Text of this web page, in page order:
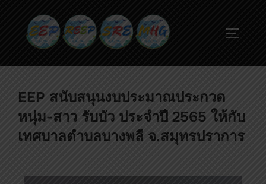
EEP สนับสนุนงบประมาณประกวด
หนุ่ม-สาว รับบัว ประจำปี 2565 ให้กับ
เทศบาลตำบลบางพลี จ.สมุทรปราการ